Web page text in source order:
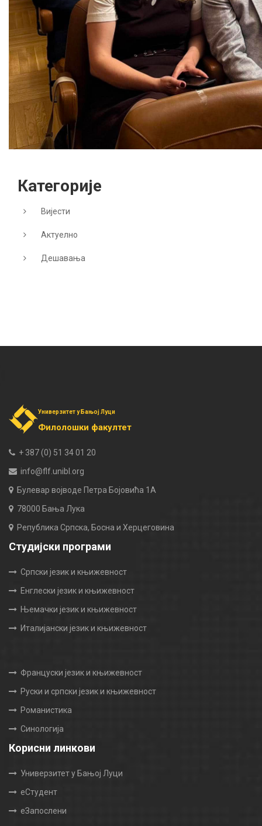
Категорије
Вијести
Актуелно
Дешавања
Универзитет у Бањој Луци
Филолошки факултет
+ 387 (0) 51 34 01 20
info@flf.unibl.org
Булевар војводе Петра Бојовића 1А
78000 Бања Лука
Република Српска, Босна и Херцеговина
Студијски програми
Српски језик и књижевност
Енглески језик и књижевност
Њемачки језик и књижевност
Италијански језик и књижевност
Француски језик и књижевност
Руски и српски језик и књижевност
Романистика
Синологија
Корисни линкови
Универзитет у Бањој Луци
еСтудент
еЗапослени